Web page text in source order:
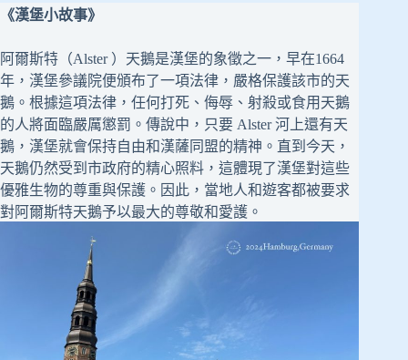
《漢堡小故事》
阿爾斯特（Alster ）天鵝是漢堡的象徵之一，早在1664
年，漢堡參議院便頒布了一項法律，嚴格保護該市的天
鵝。根據這項法律，任何打死、侮辱、射殺或食用天鵝
的人將面臨嚴厲懲罰。傳說中，只要 Alster 河上還有天
鵝，漢堡就會保持自由和漢薩同盟的精神。直到今天，
天鵝仍然受到市政府的精心照料，這體現了漢堡對這些
優雅生物的尊重與保護。因此，當地人和遊客都被要求
對阿爾斯特天鵝予以最大的尊敬和愛護。